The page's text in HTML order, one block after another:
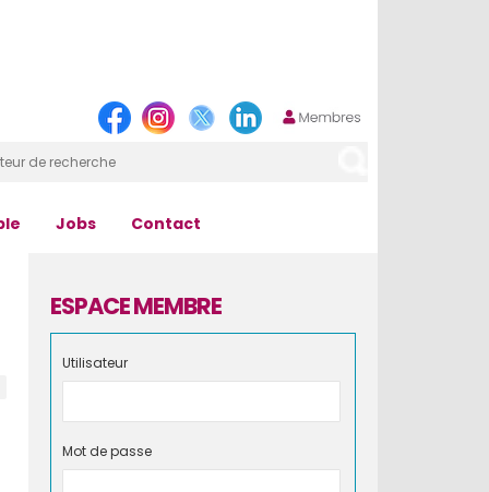
Jobs Contact
ESPACE MEMBRE
Utilisateur
Mot de passe